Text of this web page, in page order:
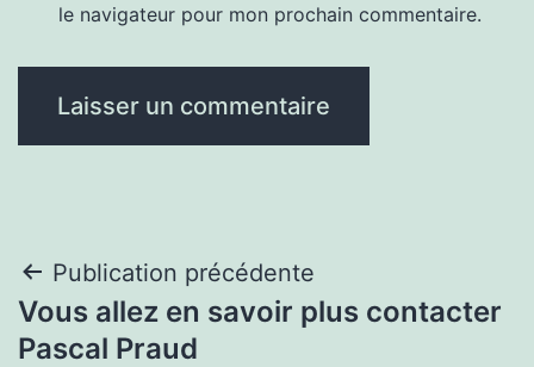
le navigateur pour mon prochain commentaire.
Navigation
de
Publication précédente
Vous allez en savoir plus contacter
Pascal Praud